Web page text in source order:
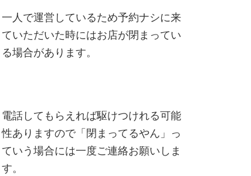
一人で運営しているため予約ナシに来
ていただいた時にはお店が閉まってい
る場合があります。
電話してもらえれば駆けつけれる可能
性ありますので「閉まってるやん」っ
ていう場合には一度ご連絡お願いしま
す。